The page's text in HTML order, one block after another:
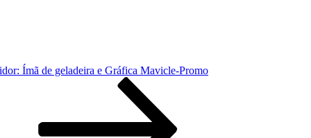
Ímã de geladeira e Gráfica Mavicle-Promo